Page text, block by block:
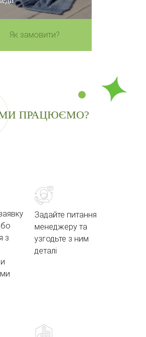
Як замовити?
ПРАЦЮЄМО?
з
Задайте питання
менеджеру та
узгодьте з ним
деталі